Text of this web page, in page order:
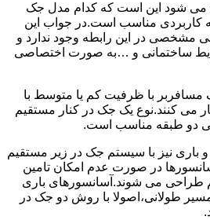
می شود این است که کدام مدل جک
کاربردی مناسب است.در جواب این
مشخصی در این رابطه وجود ندارد و
ساختمانی و …به صورت اختصاصی
مسافربر با ظرفیت کم یا متوسط با
می کنند.نوع یک جک در کنار مستقیم
دو طبقه مناسب است.
و باری نیز با سیستم جک در زیر مستقیم
در صورت عدم امکان تامین
می شوند.آسانسورهای باری
طولانی،اصولا با روش دو جک در